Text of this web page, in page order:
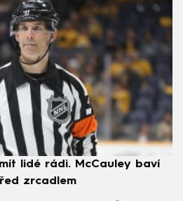
lidé rádi. McCauley baví
zrcadlem